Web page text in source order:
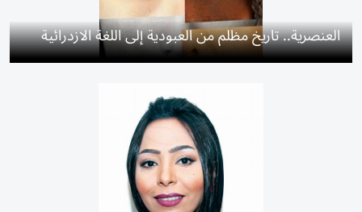
العنصرية.. تاريخ مظلم من العبودية إلى اللغة الازدرائية